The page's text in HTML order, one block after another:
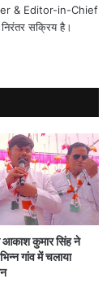
& Editor-in-Chief
सक्रिय है।
आकाश कुमार सिंह ने
गांव में चलाया